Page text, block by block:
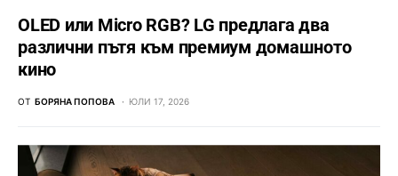
OLED или Micro RGB? LG предлага два
различни пътя към премиум домашното
кино
ОТ БОРЯНА ПОПОВА ЮЛИ 17, 2026